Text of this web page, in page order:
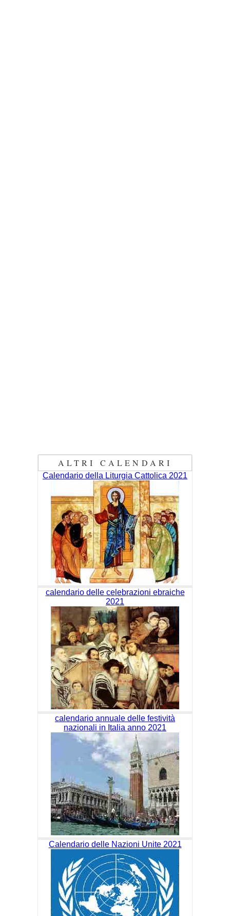
ALTRI CALENDARI
Calendario della Liturgia Cattolica 2021
calendario delle celebrazioni ebraiche
2021
calendario annuale delle festività
nazionali in Italia anno 2021
Calendario delle Nazioni Unite 2021